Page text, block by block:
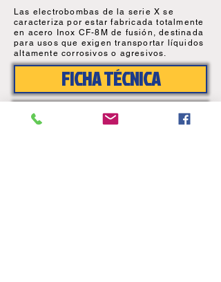
Las electrobombas de la serie X se
caracteriza por estar fabricada totalmente
en acero Inox CF-8M de fusión, destinada
para usos que exigen transportar líquidos
altamente corrosivos o agresivos.
FICHA TÉCNICA
DESPIECES